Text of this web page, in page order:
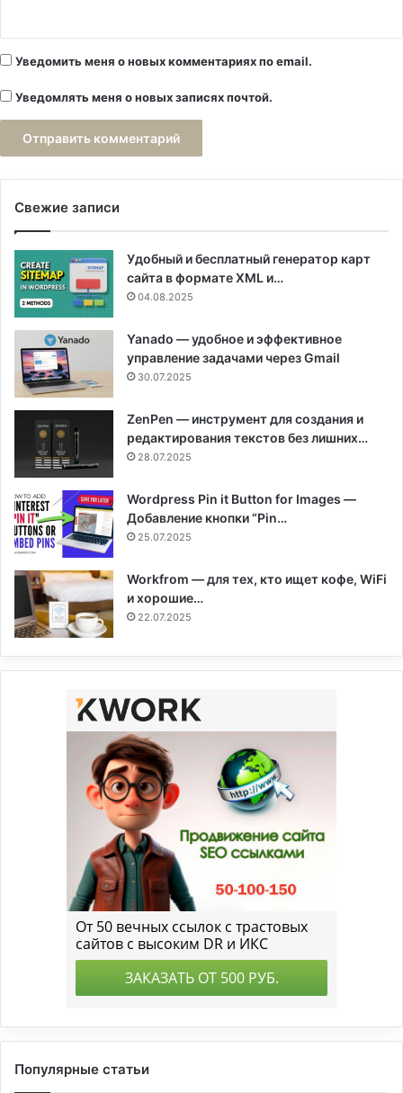
Уведомить меня о новых комментариях по email.
Уведомлять меня о новых записях почтой.
Свежие записи
Удобный и бесплатный генератор карт
сайта в формате XML и…
04.08.2025
Yanado — удобное и эффективное
управление задачами через Gmail
30.07.2025
ZenPen — инструмент для создания и
редактирования текстов без лишних…
28.07.2025
Wordpress Pin it Button for Images —
Добавление кнопки “Pin…
25.07.2025
Workfrom — для тех, кто ищет кофе, WiFi
и хорошие…
22.07.2025
Популярные статьи